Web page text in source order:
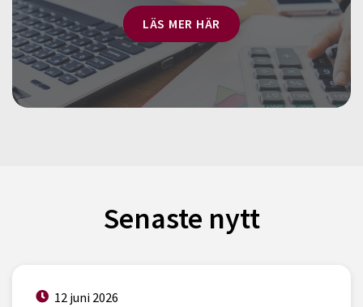
LÄS MER HÄR
Senaste nytt
12 juni 2026